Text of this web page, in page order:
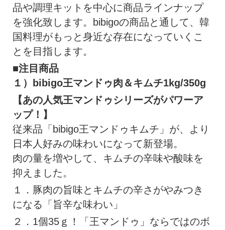
品や調理キットを中心に商品ラインナップ
を強化致します。bibigoの商品と通して、韓
国料理がもっと身近な存在になっていくこ
とを目指します。
■注目商品
１）bibigo王マンドゥ肉＆キムチ1kg/350g
【あの人気王マンドゥシリーズがパワーア
ップ！】
従来品「bibigo王マンドゥキムチ」が、より
日本人好みの味わいになって新登場。
肉の量を増やして、キムチの辛味や酸味を
抑えました。
１．豚肉の旨味とキムチの辛さがやみつき
になる「旨辛な味わい」
２．1個35ｇ！「王マンドゥ」ならではのボ